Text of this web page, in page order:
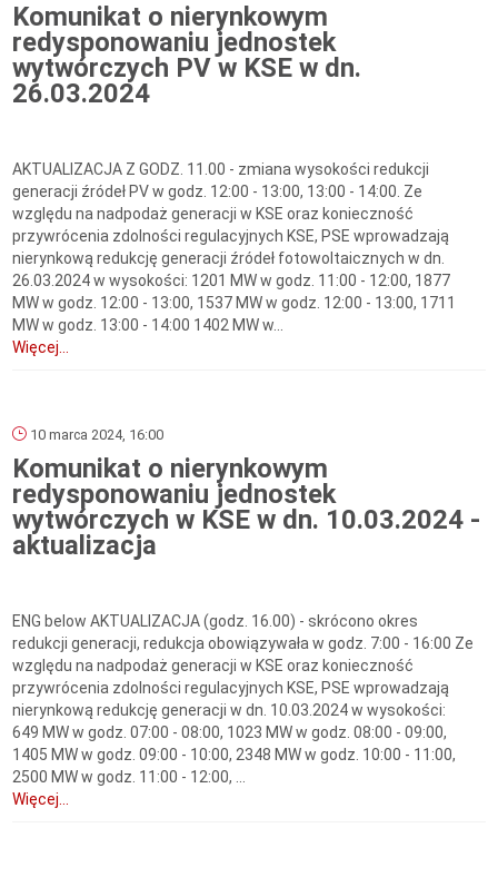
Komunikat o nierynkowym
redysponowaniu jednostek
wytwórczych PV w KSE w dn.
26.03.2024
AKTUALIZACJA Z GODZ. 11.00 - zmiana wysokości redukcji
generacji źródeł PV w godz. 12:00 - 13:00, 13:00 - 14:00. Ze
względu na nadpodaż generacji w KSE oraz konieczność
przywrócenia zdolności regulacyjnych KSE, PSE wprowadzają
nierynkową redukcję generacji źródeł fotowoltaicznych w dn.
26.03.2024 w wysokości: 1201 MW w godz. 11:00 - 12:00, 1877
MW w godz. 12:00 - 13:00, 1537 MW w godz. 12:00 - 13:00, 1711
MW w godz. 13:00 - 14:00 1402 MW w...
Więcej...
10 marca 2024, 16:00
Komunikat o nierynkowym
redysponowaniu jednostek
wytwórczych w KSE w dn. 10.03.2024 -
aktualizacja
ENG below AKTUALIZACJA (godz. 16.00) - skrócono okres
redukcji generacji, redukcja obowiązywała w godz. 7:00 - 16:00 Ze
względu na nadpodaż generacji w KSE oraz konieczność
przywrócenia zdolności regulacyjnych KSE, PSE wprowadzają
nierynkową redukcję generacji w dn. 10.03.2024 w wysokości:
649 MW w godz. 07:00 - 08:00, 1023 MW w godz. 08:00 - 09:00,
1405 MW w godz. 09:00 - 10:00, 2348 MW w godz. 10:00 - 11:00,
2500 MW w godz. 11:00 - 12:00, ...
Więcej...